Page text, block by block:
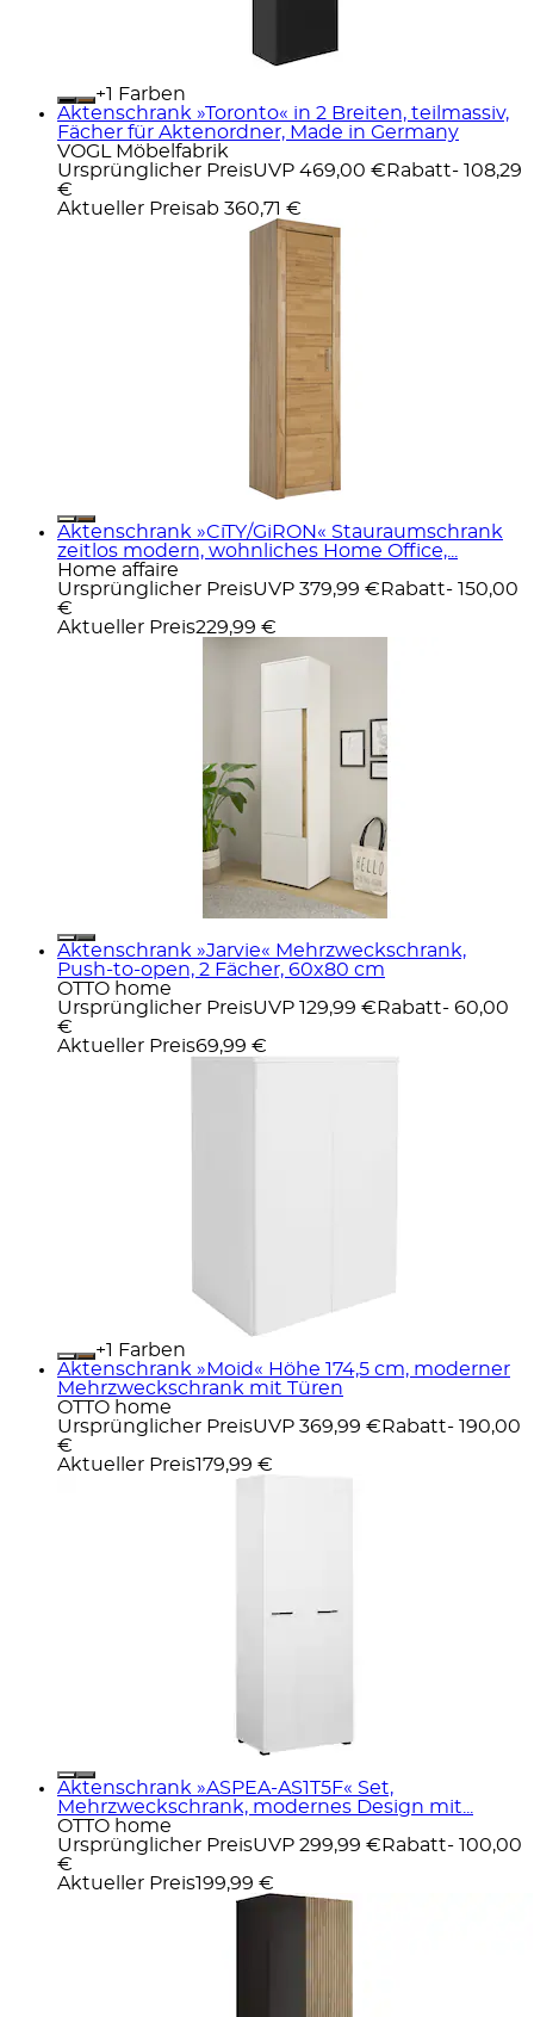
+
Farben
Aktenschrank »Toronto« in 2 Breiten, teilmassiv,
Fächer für Aktenordner, Made in Germany
VOGL Möbelfabrik
Ursprünglicher PreisUVP 469,00 € Rabatt- 108,29
€
Aktueller Preisab 360,71 €
Aktenschrank »CiTY/GiRON« Stauraumschrank
zeitlos modern, wohnliches Home Office,...
Home affaire
Ursprünglicher PreisUVP 379,99 € Rabatt- 150,00
€
Aktueller Preis229,99 €
Aktenschrank »Jarvie« Mehrzweckschrank,
Push-to-open, 2 Fächer, 60x80 cm
OTTO home
Ursprünglicher PreisUVP 129,99 € Rabatt- 60,00
€
Aktueller Preis69,99 €
+
Farben
Aktenschrank »Moid« Höhe 174,5 cm, moderner
Mehrzweckschrank mit Türen
OTTO home
Ursprünglicher PreisUVP 369,99 € Rabatt- 190,00
€
Aktueller Preis179,99 €
Aktenschrank »ASPEA-AS1T5F« Set,
Mehrzweckschrank, modernes Design mit...
OTTO home
Ursprünglicher PreisUVP 299,99 € Rabatt- 100,00
€
Aktueller Preis199,99 €